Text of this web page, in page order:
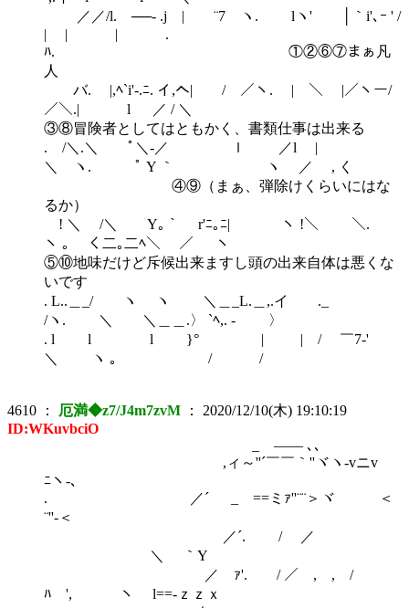
／／/l. ──- .j | ¨7 ヽ. lヽ' │｀i'､ｰ ' /
| | | .
ﾊ. ①②⑥⑦まぁ凡
人
バ. |,ﾍ`i'‐.ﾆ. イ,へ| / ／ヽ. | ＼ |／ヽー/
／＼.| l ／ / ＼
③⑧冒険者としてはともかく、書類仕事は出来る
. /＼.＼ ﾟ＼-／ ｌ ／l |
＼ ヽ. ﾟ Y ｀ ヽ ／ , く
④⑨（まぁ、弾除けくらいにはな
るか）
! ＼ /＼ Y｡｀ r'ﾆ｡ﾆ| ヽ !＼ ＼.
ヽ ｡ く二｡二ﾍ＼ ／ ヽ
⑤⑩地味だけど斥候出来ますし頭の出来自体は悪くな
いです
. L..＿_/ ヽ ヽ ＼＿_L.＿,.イ ゝ._
/ヽ. ＼ ＼＿＿.〉 `ﾍ,. - 〉
. l l l }° | | / ￣7‐'
＼ ヽ ｡ / /
4610 ： 厄満◆z7/J4m7zvM ： 2020/12/10(木) 19:10:19
ID:WKuvbciO
_ ―― ､､
,ィ～''´￣￣｀''ヾヽ‐vニv
ﾆヽ-､
. ／´ _ ==ミｧ''¨¨＞ヾ ＜
¨''‐＜
／´. / ／
＼ ｀Y
／ ｧ'. / ／ , , /
ﾊ ', ヽ l==-ｚｚｘ